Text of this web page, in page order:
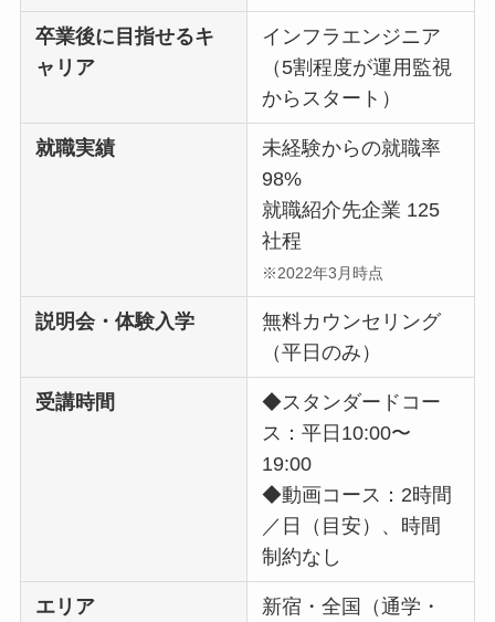
卒業後に目指せるキ
ャリア
インフラエンジニア
（5割程度が運用監視
からスタート）
就職実績
未経験からの就職率
98%
就職紹介先企業 125
社程
※2022年3月時点
説明会・体験入学
無料カウンセリング
（平日のみ）
受講時間
◆スタンダードコー
ス：平日10:00〜
19:00
◆動画コース：2時間
／日（目安）、時間
制約なし
エリア
新宿・全国（通学・